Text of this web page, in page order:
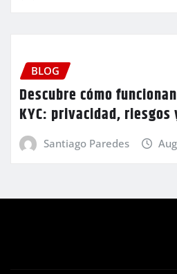
BLOG
Descubre cómo
KYC: privacidad,
Santiago Paredes